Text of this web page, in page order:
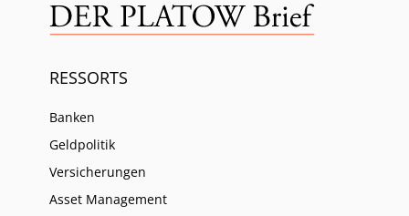
RESSORTS
Banken
Geldpolitik
Versicherungen
Asset Management